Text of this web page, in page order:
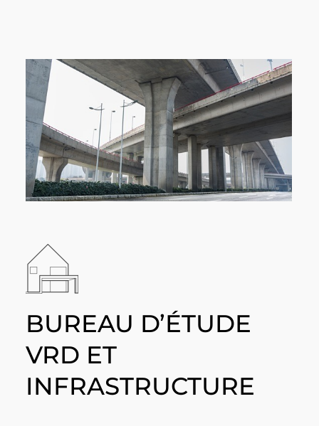
BUREAU D’ÉTUDE
VRD ET
INFRASTRUCTURE